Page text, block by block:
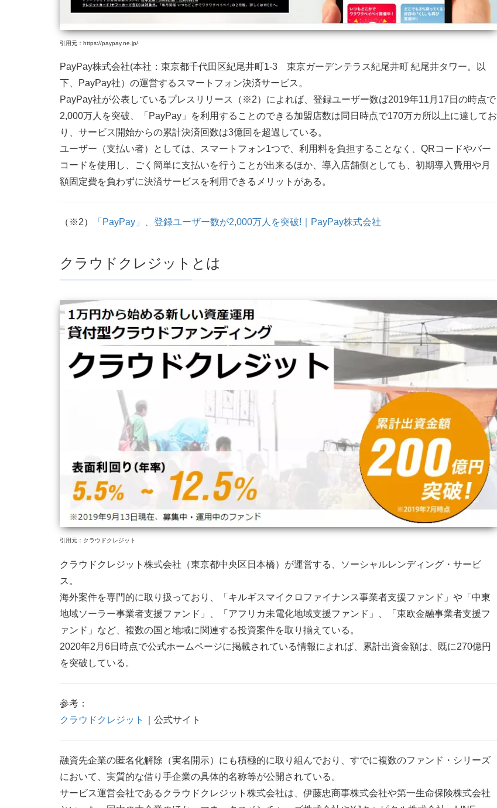
引用元：https://paypay.ne.jp/
PayPay株式会社(本社：東京都千代田区紀尾井町1-3 東京ガーデンテラス紀尾井町 紀尾井タワー。以
下、PayPay社）の運営するスマートフォン決済サービス。
PayPay社が公表しているプレスリリース（※2）によれば、登録ユーザー数は2019年11月17日の時点で
2,000万人を突破、「PayPay」を利用することのできる加盟店数は同日時点で170万カ所以上に達してお
り、サービス開始からの累計決済回数は3億回を超過している。
ユーザー（支払い者）としては、スマートフォン1つで、利用料を負担することなく、QRコードやバー
コードを使用し、ごく簡単に支払いを行うことが出来るほか、導入店舗側としても、初期導入費用や月
額固定費を負わずに決済サービスを利用できるメリットがある。
（※2） 「PayPay」、登録ユーザー数が2,000万人を突破!｜PayPay株式会社
クラウドクレジットとは
引用元：クラウドクレジット
クラウドクレジット株式会社（東京都中央区日本橋）が運営する、ソーシャルレンディング・サービ
ス。
海外案件を専門的に取り扱っており、「キルギスマイクロファイナンス事業者支援ファンド」や「中東
地域ソーラー事業者支援ファンド」、「アフリカ未電化地域支援ファンド」、「東欧金融事業者支援フ
ァンド」など、複数の国と地域に関連する投資案件を取り揃えている。
2020年2月6日時点で公式ホームページに掲載されている情報によれば、累計出資金額は、既に270億円
を突破している。
参考：
クラウドクレジット
｜公式サイト
融資先企業の匿名化解除（実名開示）にも積極的に取り組んでおり、すでに複数のファンド・シリーズ
において、実質的な借り手企業の具体的名称等が公開されている。
サービス運営会社であるクラウドクレジット株式会社は、伊藤忠商事株式会社や第一生命保険株式会社